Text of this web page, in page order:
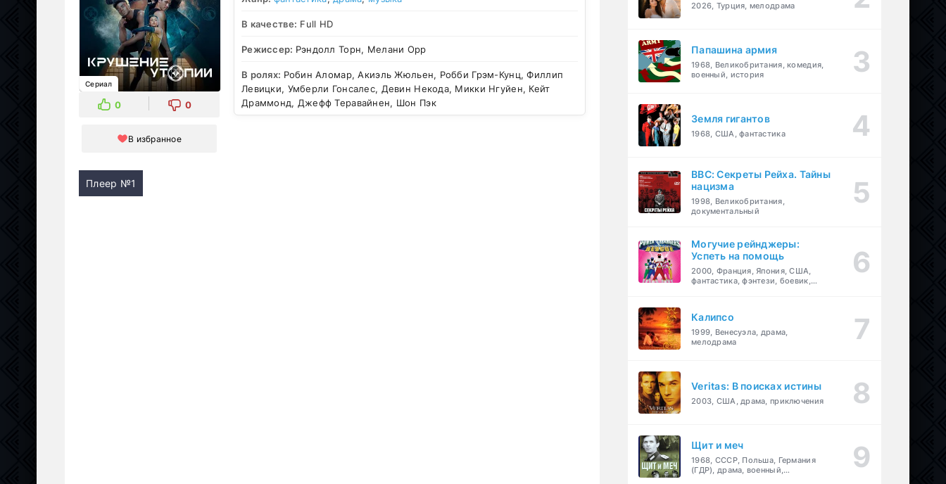
Сериал
0 0
В избранное
В качестве: Full HD
Режиссер: Рэндолл Торн, Мелани Орр
В ролях: Робин Аломар, Акиэль Жюльен, Робби Грэм-Кунц, Филлип
Левицки, Умберли Гонсалес, Девин Некода, Микки Нгуйен, Кейт
Драммонд, Джефф Теравайнен, Шон Пэк
Плеер №1
2026, Турция, мелодрама
Папашина армия
1968, Великобритания, комедия,
военный, история
Земля гигантов
1968, США, фантастика
BBC: Секреты Рейха. Тайны
нацизма
1998, Великобритания,
документальный
Могучие рейнджеры:
Успеть на помощь
2000, Франция, Япония, США,
фантастика, фэнтези, боевик,
Калипсо
1999, Венесуэла, драма,
мелодрама
Veritas: В поисках истины
2003, США, драма, приключения
Щит и меч
1968, СССР, Польша, Германия
(ГДР), драма, военный,